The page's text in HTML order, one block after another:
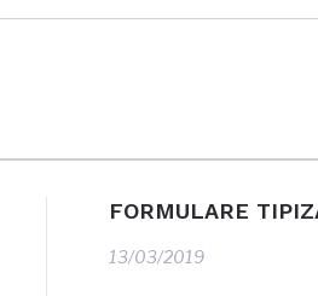
FORMULARE
13/03/2019